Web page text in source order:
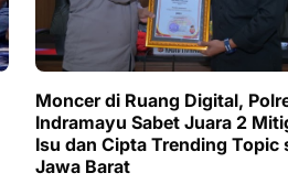
Moncer di Ruang Digital,
Indramayu Sabet Juara 2
Isu dan Cipta Trending Topic
Jawa Barat